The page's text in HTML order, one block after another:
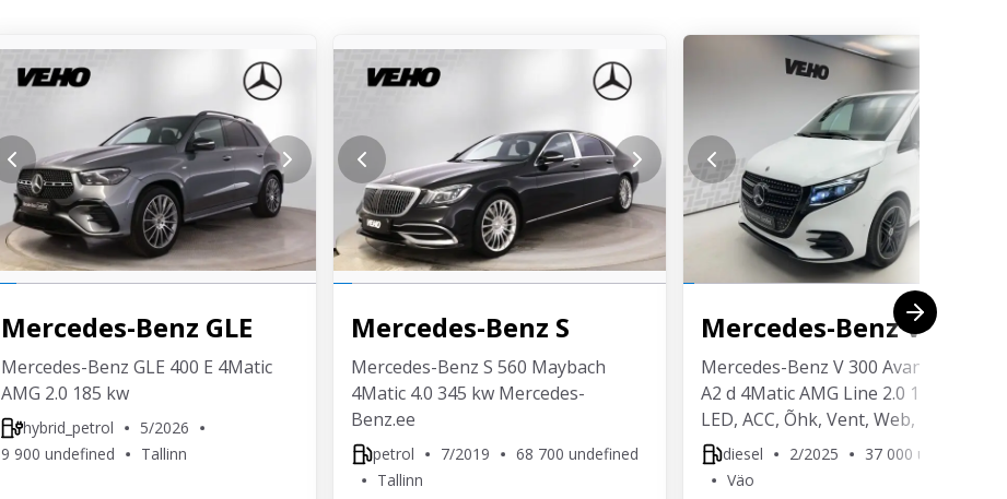
Mercedes-Benz GLE
Mercedes-Benz GLE 400 E 4Matic
AMG 2.0 185 kw
hybrid_petrol
5/2026
9 900 undefined
Tallinn
Mercedes-Benz S
Mercedes-Benz S 560 Maybach
4Matic 4.0 345 kw Mercedes-
Benz.ee
petrol 7/2019
68 700 undefined
Tallinn
Mercedes-BenzV
Mercedes-Benz V 300 Avantgarde
A2 d 4Matic AMG Line 2.0 174 kw
LED, ACC, Õhk, Vent, Web, Konks
diesel 2/2025
37 000 undefined
Väo